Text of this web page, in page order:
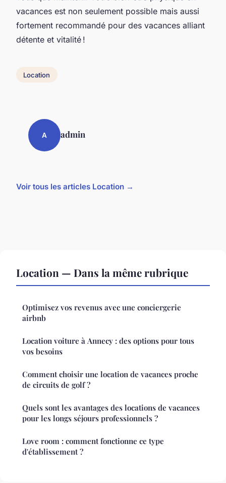
vacances est non seulement possible mais aussi
fortement recommandé pour des vacances alliant
détente et vitalité !
Location
A admin
Voir tous les articles Location →
Location — Dans la même rubrique
Optimisez vos revenus avec une conciergerie
airbnb
Location voiture à Annecy : des options pour tous
vos besoins
Comment choisir une location de vacances proche
de circuits de golf ?
Quels sont les avantages des locations de vacances
pour les longs séjours professionnels ?
Love room : comment fonctionne ce type
d'établissement ?